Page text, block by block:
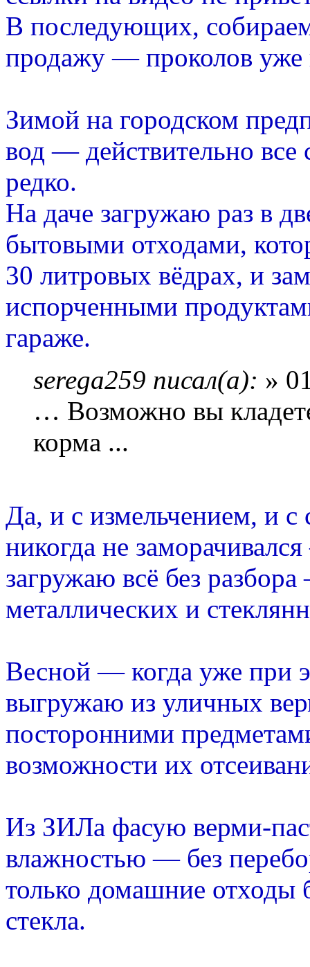
В последующих,
продажу — проколов уже
Зимой на городском
вод — действительно
редко.
На даче загружаю раз в
бытовыми отходами,
30 литровых вёдрах, и
испорченными
гараже.
serega259 писал(а): »
… Возможно вы
корма ...
Да, и с измельчением, и
никогда не
загружаю всё без
металлических и
Весной — когда уже при
выгружаю из уличных
посторонними
возможности их
Из ЗИЛа фасую верми-
влажностью — без
только домашние отходы
стекла.